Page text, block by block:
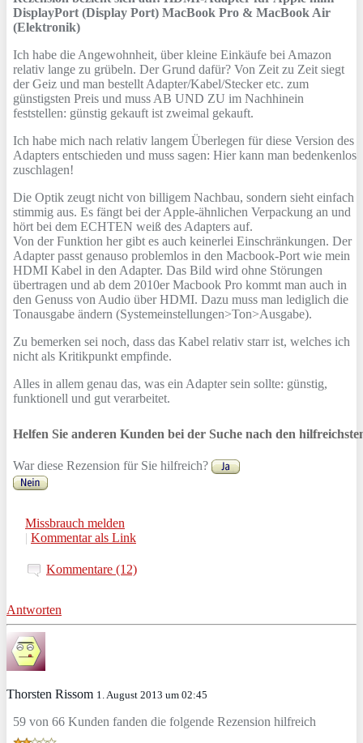
DisplayPort (Display Port) MacBook Pro & MacBook Air
(Elektronik)
Ich habe die Angewohnheit, über kleine Einkäufe bei Amazon
relativ lange zu grübeln. Der Grund dafür? Von Zeit zu Zeit siegt
der Geiz und man bestellt Adapter/Kabel/Stecker etc. zum
günstigsten Preis und muss AB UND ZU im Nachhinein
feststellen: günstig gekauft ist zweimal gekauft.
Ich habe mich nach relativ langem Überlegen für diese Version des
Adapters entschieden und muss sagen: Hier kann man bedenkenlos
zuschlagen!
Die Optik zeugt nicht von billigem Nachbau, sondern sieht einfach
stimmig aus. Es fängt bei der Apple-ähnlichen Verpackung an und
hört bei dem ECHTEN weiß des Adapters auf.
Von der Funktion her gibt es auch keinerlei Einschränkungen. Der
Adapter passt genauso problemlos in den Macbook-Port wie mein
HDMI Kabel in den Adapter. Das Bild wird ohne Störungen
übertragen und ab dem 2010er Macbook Pro kommt man auch in
den Genuss von Audio über HDMI. Dazu muss man lediglich die
Tonausgabe ändern (Systemeinstellungen>Ton>Ausgabe).
Zu bemerken sei noch, dass das Kabel relativ starr ist, welches ich
nicht als Kritikpunkt empfinde.
Alles in allem genau das, was ein Adapter sein sollte: günstig,
funktionell und gut verarbeitet.
Helfen Sie anderen Kunden bei der Suche nach den
War diese Rezension für Sie hilfreich?
Missbrauch melden
| Kommentar als Link
Kommentare (12)
Antworten
Thorsten Rissom 1. August 2013 um 02:45
59 von 66 Kunden fanden die folgende Rezension hilfreich